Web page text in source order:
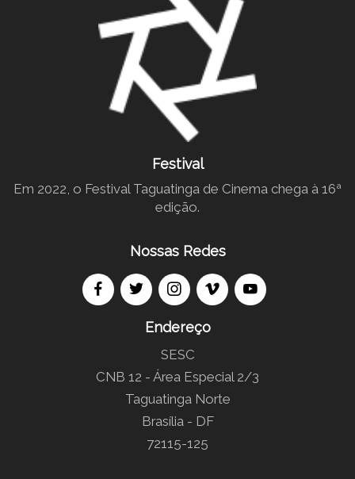
Festival
Em 2022, o Festival Taguatinga de Cinema chega à 16ª
edição.
Nossas Redes
Endereço
SESC
CNB 12 - Área Especial 2/3
Taguatinga Norte
Brasília - DF
72115-125